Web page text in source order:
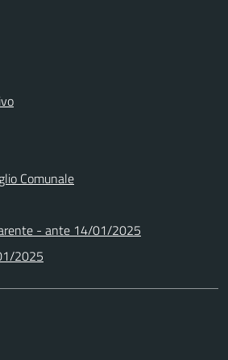
Comunale
- ante 14/01/2025
2025